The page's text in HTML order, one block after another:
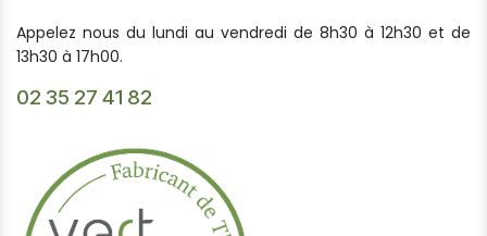
Appelez nous du lundi au vendredi de 8h30 à 12h30 et de
13h30 à 17h00.
02 35 27 41 82